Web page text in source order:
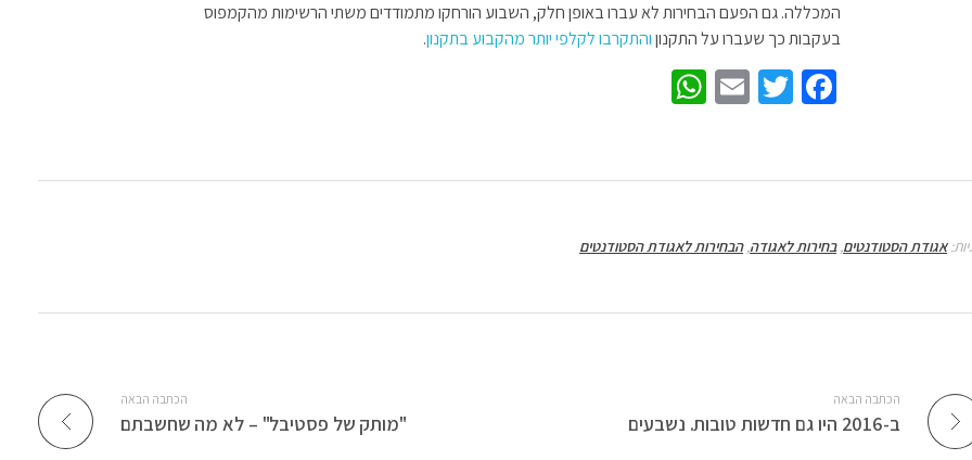
המכללה. גם הפעם הבחירות לא עברו באופן חלק, השבוע הורחקו מתמודדים משתי הרשימות מהקמפוס
בעקבות כך שעברו על התקנוןוהתקרבו לקלפי יותר מהקבוע בתקנון.
Fa
o
k
T
er
E
W
sA
p אגודת הסטודנטים,בחירות לאגודה,הבחירות לאגודת הסטודנטים
הכתבה הבאה
ב-2016 היו גם חדשות טובות. נשבעים
הכתבה הבאה
"מותק של פסטיבל" – לא מה שחשבתם